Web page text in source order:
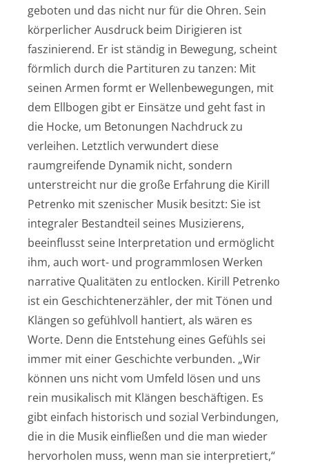
geboten und das nicht nur für die Ohren. Sein
körperlicher Ausdruck beim Dirigieren ist
faszinierend. Er ist ständig in Bewegung, scheint
förmlich durch die Partituren zu tanzen: Mit
seinen Armen formt er Wellenbewegungen, mit
dem Ellbogen gibt er Einsätze und geht fast in
die Hocke, um Betonungen Nachdruck zu
verleihen. Letztlich verwundert diese
raumgreifende Dynamik nicht, sondern
unterstreicht nur die große Erfahrung die Kirill
Petrenko mit szenischer Musik besitzt: Sie ist
integraler Bestandteil seines Musizierens,
beeinflusst seine Interpretation und ermöglicht
ihm, auch wort- und programmlosen Werken
narrative Qualitäten zu entlocken. Kirill Petrenko
ist ein Geschichtenerzähler, der mit Tönen und
Klängen so gefühlvoll hantiert, als wären es
Worte. Denn die Entstehung eines Gefühls sei
immer mit einer Geschichte verbunden. „Wir
können uns nicht vom Umfeld lösen und uns
rein musikalisch mit Klängen beschäftigen. Es
gibt einfach historisch und sozial Verbindungen,
die in die Musik einfließen und die man wieder
hervorholen muss, wenn man sie interpretiert,“